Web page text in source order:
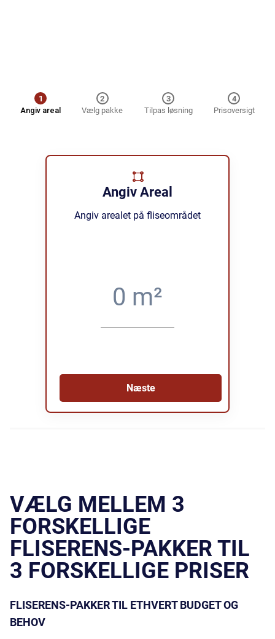
1
Angiv areal
2
Vælg pakke
3
Tilpas løsning
4
Prisoversigt
Angiv Areal
Angiv arealet på fliseområdet
Næste
VÆLG MELLEM 3
FORSKELLIGE
FLISERENS-PAKKER TIL
3 FORSKELLIGE PRISER
FLISERENS-PAKKER TIL ETHVERT BUDGET OG
BEHOV